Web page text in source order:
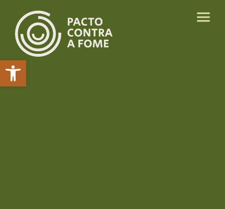
Abrir a barra de ferramentas